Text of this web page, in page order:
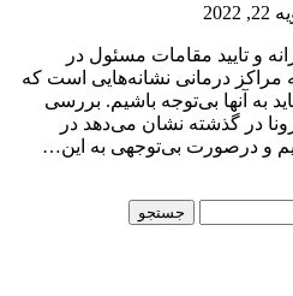
2022
و تایید مقامات مسئول در
مراکز درمانی نشانه‌هایی است که
به آنها بی‌توجه باشیم. بررسی
در گذشته نشان می‌دهد در
و درصورت بی‌توجهی به این…